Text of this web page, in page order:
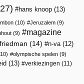
hans knoop (13)
(10) Jeruzalem (9)
(9)
magazine
(14) n-va(12)
olympische spelen (9)
(13) verkiezingen (11)